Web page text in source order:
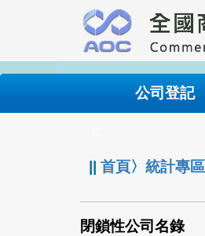
要
內
公司登記
||首頁〉統計專區
閉鎖性公司名錄